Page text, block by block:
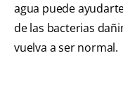
agua puede
de las bacterias
vuelva a ser normal.